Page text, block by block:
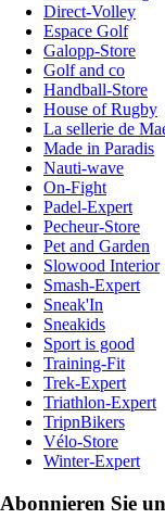
Direct-Volley
Espace Golf
Galopp-Store
Golf and co
Handball-Store
House of Rugby
La sellerie de
Made in Paradis
Nauti-wave
On-Fight
Padel-Expert
Pecheur-Store
Pet and Garden
Slowood Interior
Smash-Expert
Sneak'In
Sneakids
Sport is good
Training-Fit
Trek-Expert
Triathlon-Expert
TripnBikers
Vélo-Store
Winter-Expert
Abonnieren Sie